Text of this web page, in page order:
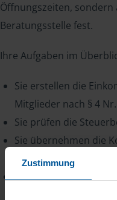
Zustimmung
Öffnungszeiten,
Beratungsstelle fest.
Ihre Aufgaben im
Sie erstellen die
Mitglieder nach § 4
Sie prüfen die
Sie übernehmen die
Finanzamt.
Sie beraten das ganze